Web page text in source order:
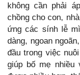
không cần phải
chồng cho con,
ứng các sính lễ
dàng, ngoan
đầu trong việc
giúp bố mẹ